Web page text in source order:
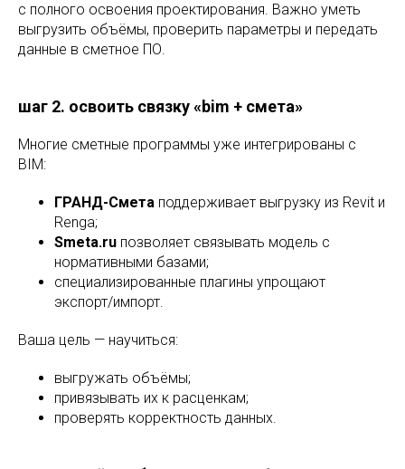
с полного освоения проектирования. Важно уметь
выгрузить объёмы, проверить параметры и передать
данные в сметное ПО.
шаг 2. освоить связку «bim + смета»
Многие сметные программы уже интегрированы с
BIM:
ГРАНД-Смета поддерживает выгрузку из Revit и
Renga;
Smeta.ru позволяет связывать модель с
нормативными базами;
специализированные плагины упрощают
экспорт/импорт.
Ваша цель — научиться:
выгружать объёмы;
привязывать их к расценкам;
проверять корректность данных.